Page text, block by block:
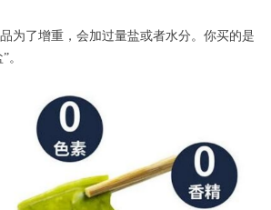
为了增重，会加过量盐或者水分。你买的是
。